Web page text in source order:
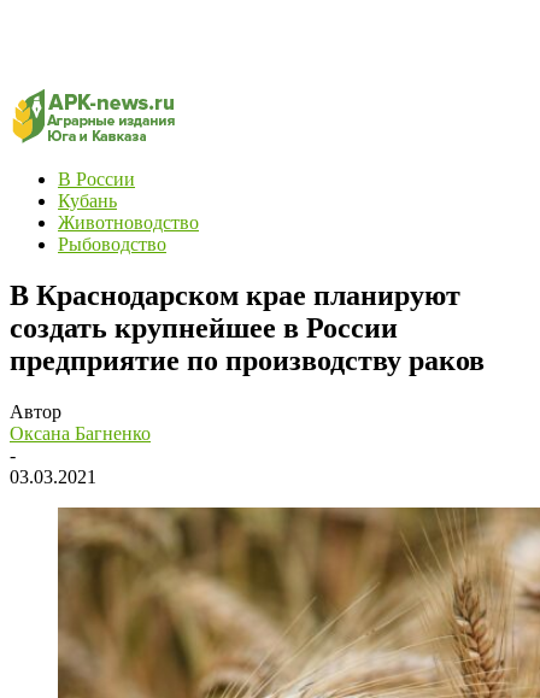
В России
Кубань
Животноводство
Рыбоводство
В Краснодарском крае планируют
создать крупнейшее в России
предприятие по производству раков
Автор
Оксана Багненко
-
03.03.2021